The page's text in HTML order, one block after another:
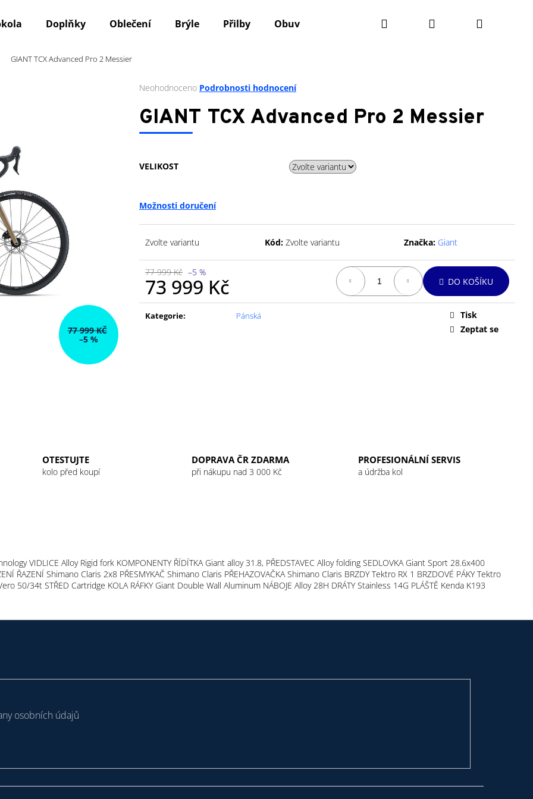
Doplňky Oblečení Brýle Přilby Obuv Údržba kola Komponenty
Hledat PřihlášeníNákupní
GIANT TCX Advanced Pro 2 Messier
Průměrné
produktu
je
0,0
hvězdiček.
Neohodnoceno Podrobnosti hodnocení
GIANT TCX Advanced Pro 2 Messier
VELIKOST
Možnosti doručení
Zvolte variantu Kód: Zvolte variantu Značka: Giant
77 999 Kč –5 %
73 999 Kč
Měrná
cena:
DO KOŠÍKU
Kategorie: Pánská
Tisk
Zeptat se
77 999 KČ
–5 %
OTESTUJTE
kolo před koupí
DOPRAVA ČR ZDARMA
při nákupu nad 3 000 Kč
PROFESIONÁLNÍ SERVIS
a údržba kol
VIDLICE Alloy Rigid fork KOMPONENTY ŘÍDÍTKA Giant alloy 31.8, PŘEDSTAVEC Alloy folding SEDLOVKA Giant Sport 28.6x400
ŘAZENÍ Shimano Claris 2x8 PŘESMYKAČ Shimano Claris PŘEHAZOVAČKA Shimano Claris BRZDY Tektro RX 1 BRZDOVÉ PÁKY Tektro
50/34t STŘED Cartridge KOLA RÁFKY Giant Double Wall Aluminum NÁBOJE Alloy 28H DRÁTY Stainless 14G PLÁŠTĚ Kenda K193
Co potřebujete najít?
HLEDAT
osobních údajů